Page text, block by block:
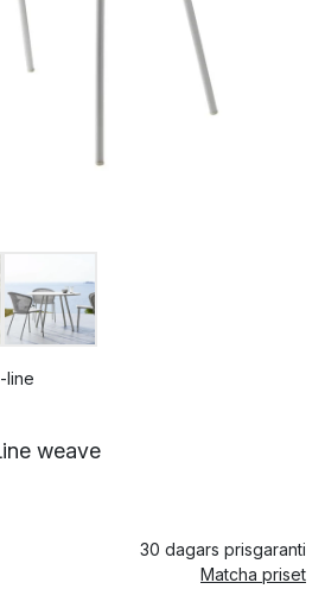
line
weave
30 dagars prisgaranti
Matcha priset